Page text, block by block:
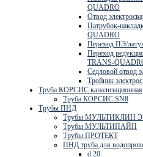
QUADRO
Отвод
Патрубок-
QUADRO
Переход ПЭ/
Переход
TRANS-
Седловой отвод
Тройник
Труба КОРСИС канализационная
Труба КОРСИС SN8
Трубы ПНД
Трубы МУЛЬТИКЛИН
Трубы МУЛЬТИПАЙП
Трубы ПРОТЕКТ
ПНД труба для
d.20